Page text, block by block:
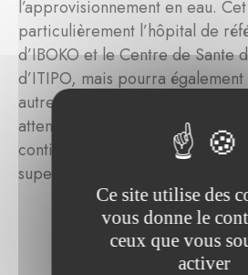
l’approvisionnement en eau.
particulièrement l’hôpital de
d’IBOKO et le Centre de Sante
d’ITIPO, mais pourra
autres centres de santé rurale
attention particulière est aussi
continue du personnel médical à
supervisions.
Ce site utilise des
vous donne le
ceux que vous
activer